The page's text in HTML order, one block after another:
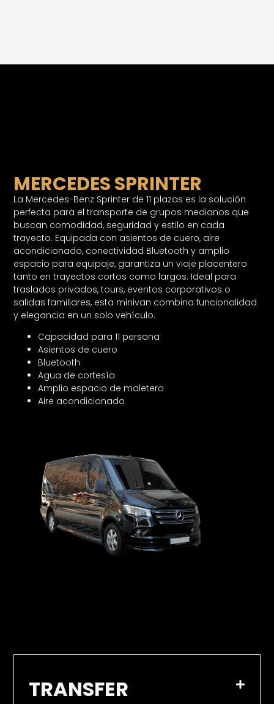
MERCEDES SPRINTER
La Mercedes-Benz Sprinter de 11 plazas es la solución
perfecta para el transporte de grupos medianos que
buscan comodidad, seguridad y estilo en cada
trayecto. Equipada con asientos de cuero, aire
acondicionado, conectividad Bluetooth y amplio
espacio para equipaje, garantiza un viaje placentero
tanto en trayectos cortos como largos. Ideal para
traslados privados, tours, eventos corporativos o
salidas familiares, esta minivan combina funcionalidad
y elegancia en un solo vehículo.
Capacidad para 11 persona
Asientos de cuero
Bluetooth
Agua de cortesía
Amplio espacio de maletero
Aire acondicionado
TRANSFER